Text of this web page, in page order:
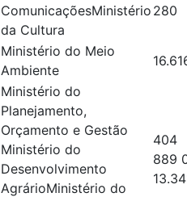
ComunicaçõesMinistério
da Cultura
280
Ministério do Meio
Ambiente
Ministério do
Planejamento,
Orçamento e Gestão
Ministério do
Desenvolvimento
AgrárioMinistério do
404
889